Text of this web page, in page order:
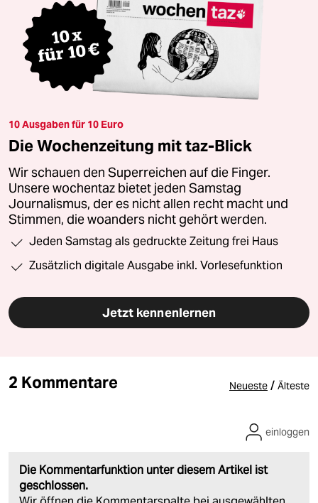
10 Ausgaben für 10 Euro
Die Wochenzeitung mit taz-Blick
Wir schauen den Superreichen auf die Finger.
Unsere wochentaz bietet jeden Samstag
Journalismus, der es nicht allen recht macht und
Stimmen, die woanders nicht gehört werden.
Jeden Samstag als gedruckte Zeitung frei Haus
Zusätzlich digitale Ausgabe inkl. Vorlesefunktion
Jetzt kennenlernen
2 Kommentare Neueste / Älteste
Die Kommentarfunktion unter diesem Artikel ist
geschlossen.
einloggen